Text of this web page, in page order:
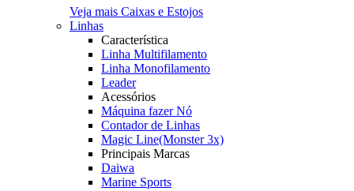
Veja mais Caixas e Estojos
Linhas
Característica
Linha Multifilamento
Linha Monofilamento
Leader
Acessórios
Máquina fazer Nó
Contador de Linhas
Magic Line(Monster 3x)
Principais Marcas
Daiwa
Marine Sports